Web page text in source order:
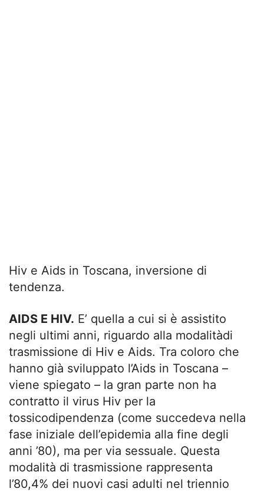
Hiv e Aids in Toscana, inversione di
tendenza.
AIDS E HIV. E’ quella a cui si è assistito
negli ultimi anni, riguardo alla modalitàdi
trasmissione di Hiv e Aids. Tra coloro che
hanno già sviluppato l’Aids in Toscana –
viene spiegato – la gran parte non ha
contratto il virus Hiv per la
tossicodipendenza (come succedeva nella
fase iniziale dell’epidemia alla fine degli
anni ’80), ma per via sessuale. Questa
modalità di trasmissione rappresenta
l’80,4% dei nuovi casi adulti nel triennio